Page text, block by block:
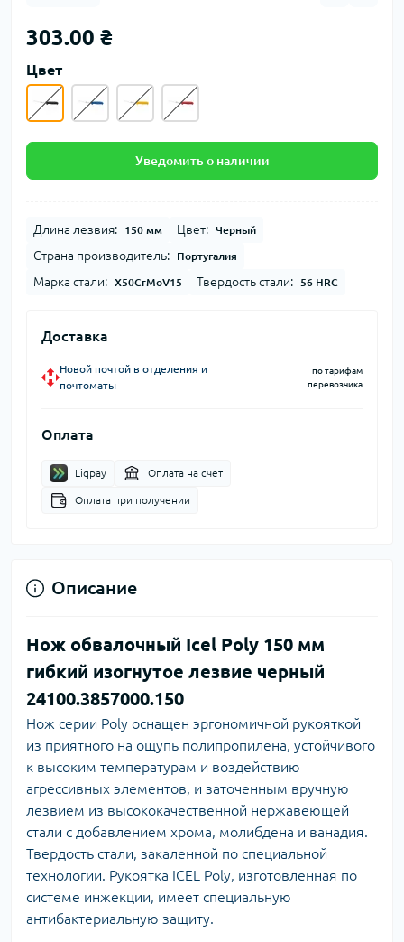
303.00 ₴
Цвет
Уведомить о наличии
Длина лезвия: 150 мм Цвет: Черный
Страна производитель: Португалия
Марка стали: X50CrMoV15 Твердость стали: 56 HRC
Доставка
Новой почтой в отделения и
почтоматы
по тарифам
перевозчика
Оплата
Liqpay Оплата на счет
Оплата при получении
Описание
Нож обвалочный Icel Poly 150 мм
гибкий изогнутое лезвие черный
24100.3857000.150
Нож серии Poly оснащен эргономичной рукояткой
из приятного на ощупь полипропилена, устойчивого
к высоким температурам и воздействию
агрессивных элементов, и заточенным вручную
лезвием из высококачественной нержавеющей
стали с добавлением хрома, молибдена и ванадия.
Твердость стали, закаленной по специальной
технологии. Рукоятка ICEL Poly, изготовленная по
системе инжекции, имеет специальную
антибактериальную защиту.